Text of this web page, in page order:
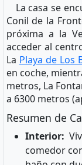
La casa se
Conil de la
próxima a la
acceder al
La Playa de Los
en coche,
metros, La
a 6300 metros
Resumen de
Interior:
comedor